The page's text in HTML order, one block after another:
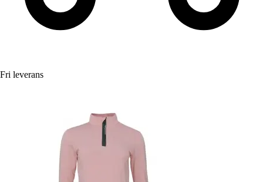
Fri leverans